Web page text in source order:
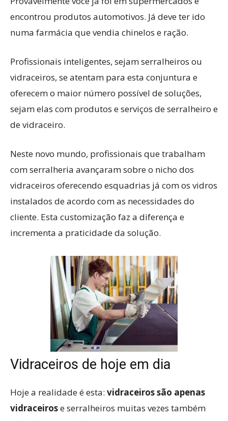
encontrou produtos automotivos. Já deve ter ido
numa farmácia que vendia chinelos e ração.
Profissionais inteligentes, sejam serralheiros ou
vidraceiros, se atentam para esta conjuntura e
oferecem o maior número possível de soluções,
sejam elas com produtos e serviços de serralheiro e
de vidraceiro.
Neste novo mundo, profissionais que trabalham
com serralheria avançaram sobre o nicho dos
vidraceiros oferecendo esquadrias já com os vidros
instalados de acordo com as necessidades do
cliente. Esta customização faz a diferença e
incrementa a praticidade da solução.
Vidraceiros de hoje em dia
Hoje a realidade é esta: vidraceiros são apenas
vidraceirose serralheiros muitas vezes também